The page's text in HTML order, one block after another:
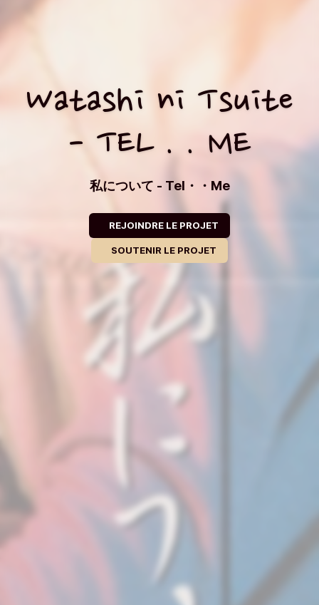
Watashi ni Tsuite
- TEL . . ME
私について - Tel・・Me
REJOINDRE LE PROJET
SOUTENIR LE PROJET